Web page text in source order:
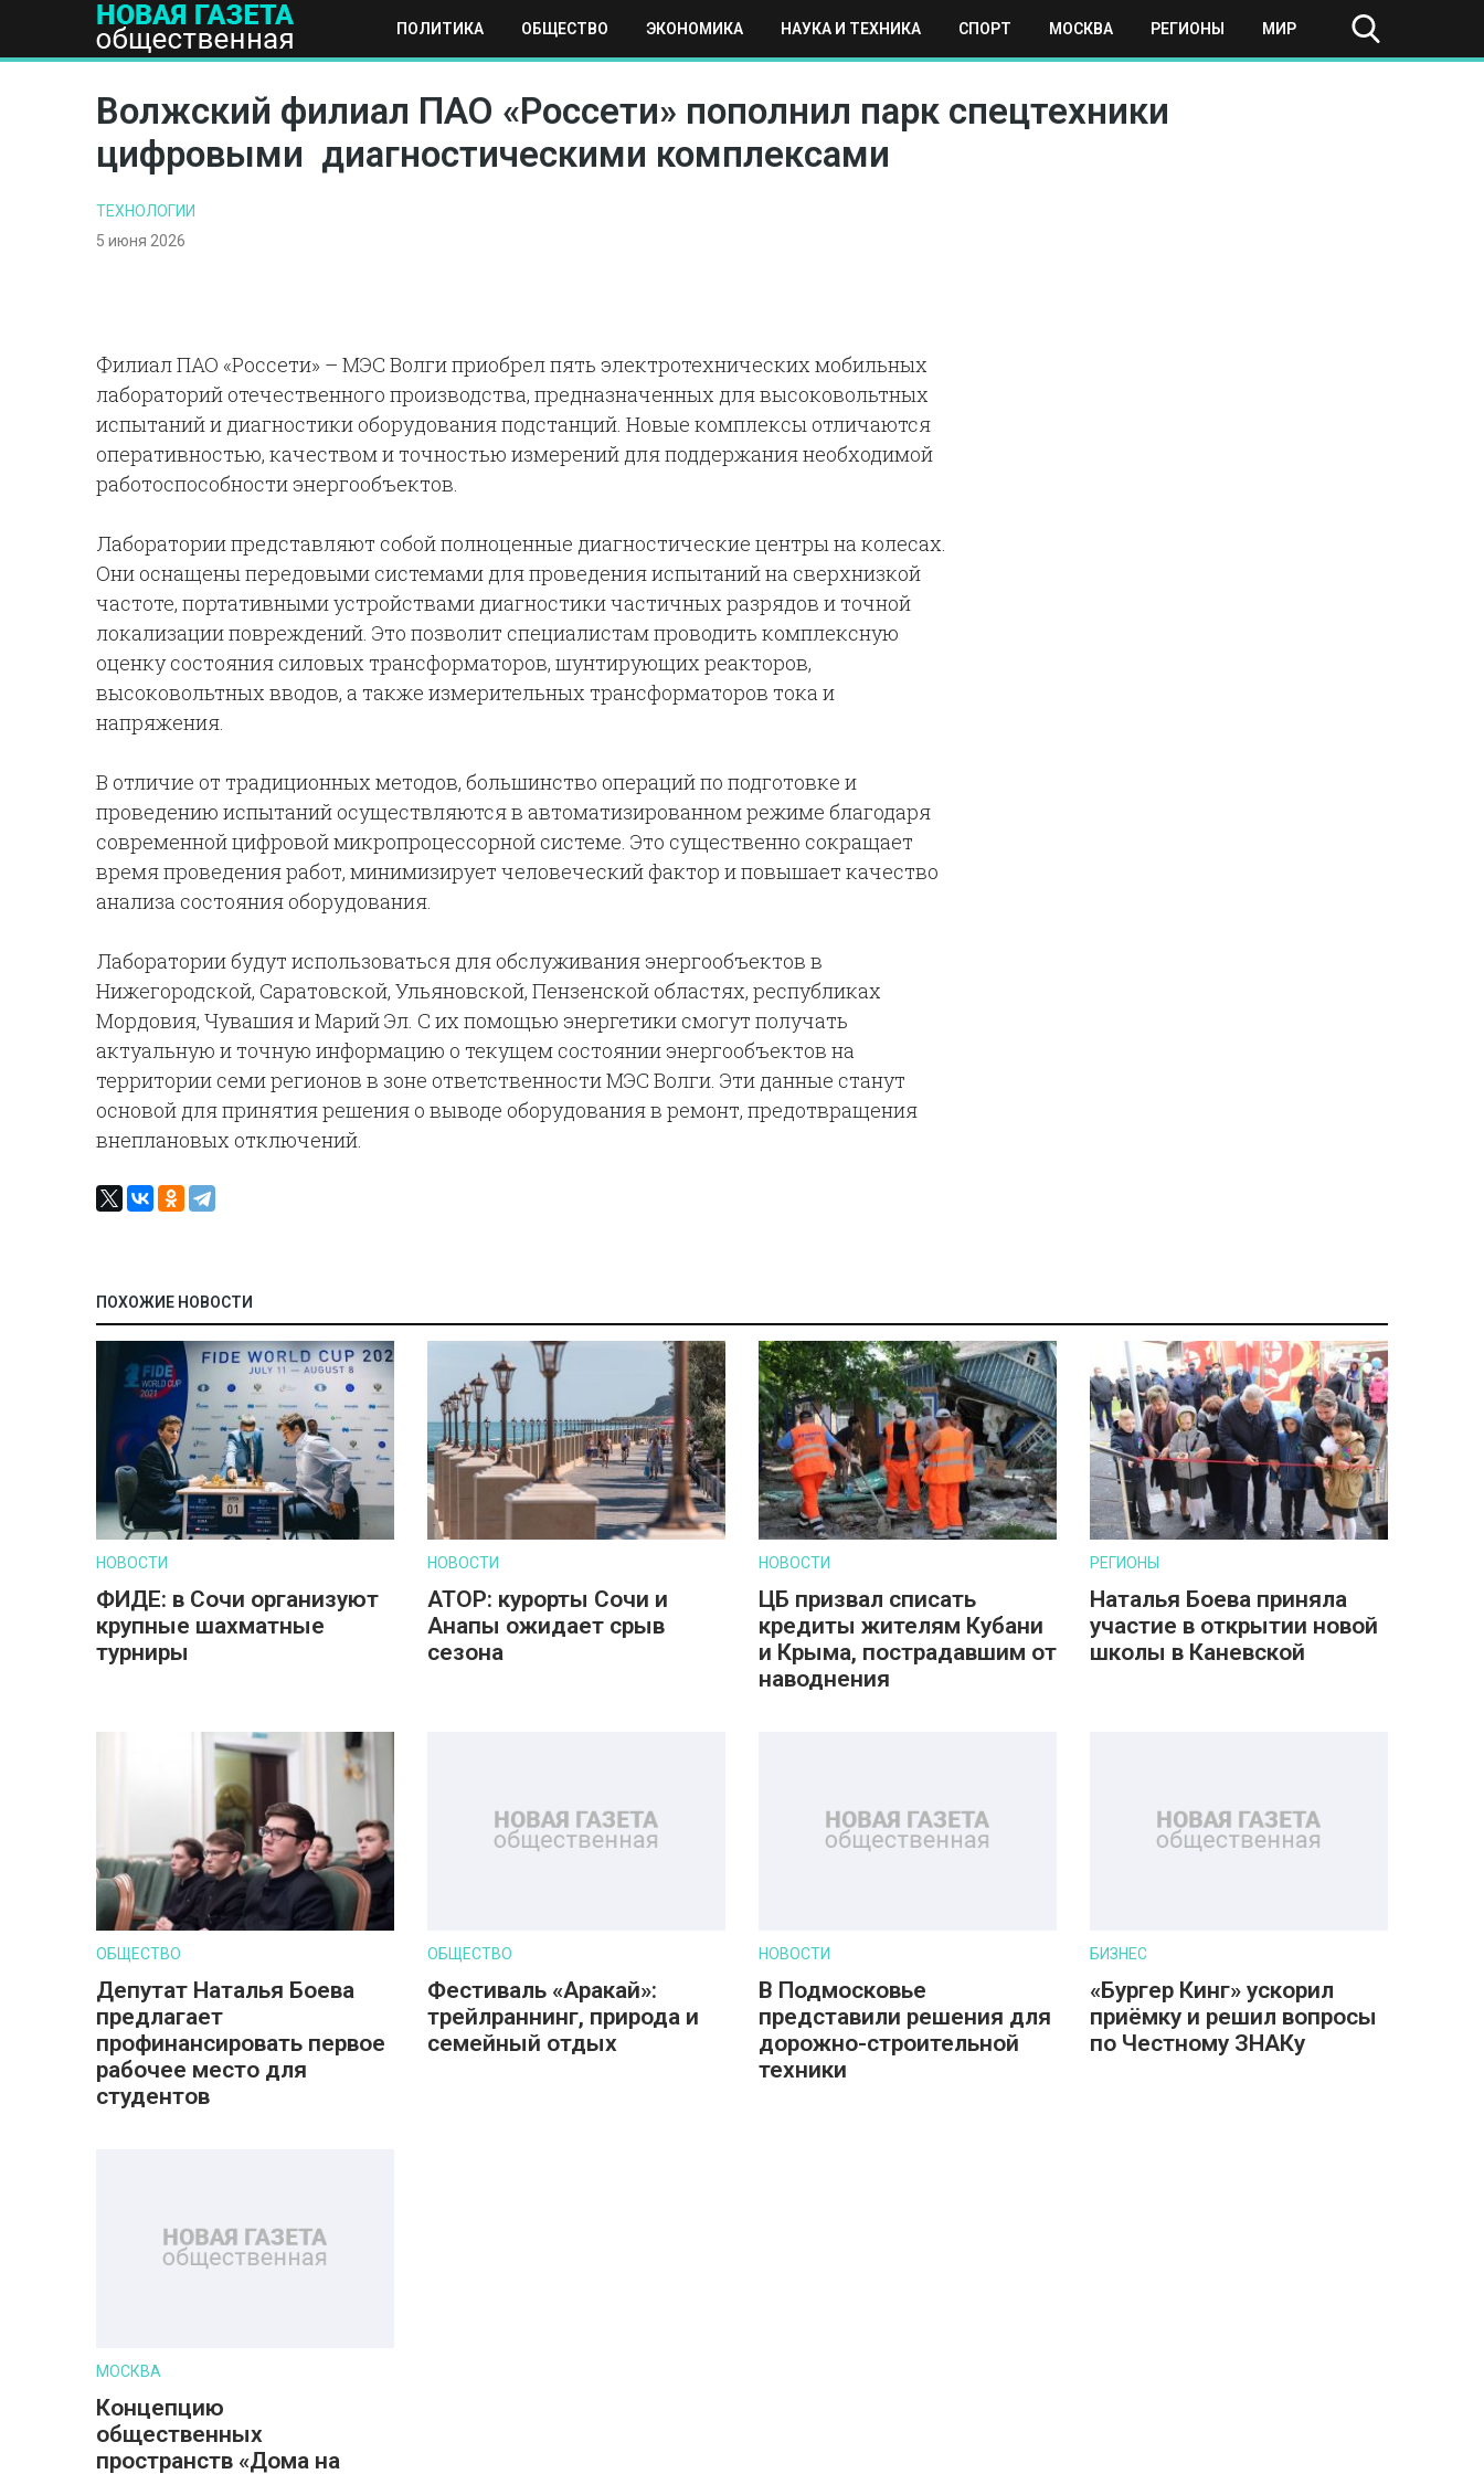
ПОЛИТИКА ОБЩЕСТВО ЭКОНОМИКА НАУКА И ТЕХНИКА СПОРТ МОСКВА РЕГИОНЫ МИР
ПОЛИТИКА ОБЩЕСТВО ЭКОНОМИКА НАУКА И ТЕХНИКА СПОРТ МОСКВА РЕГИОНЫ МИР
Волжский филиал ПАО «Россети» пополнил парк спецтехники
цифровыми диагностическими комплексами
ТЕХНОЛОГИИ
5 июня 2026
Филиал ПАО «Россети» – МЭС Волги приобрел пять электротехнических мобильных
лабораторий отечественного производства, предназначенных для высоковольтных
испытаний и диагностики оборудования подстанций. Новые комплексы отличаются
оперативностью, качеством и точностью измерений для поддержания необходимой
работоспособности энергообъектов.
Лаборатории представляют собой полноценные диагностические центры на колесах.
Они оснащены передовыми системами для проведения испытаний на сверхнизкой
частоте, портативными устройствами диагностики частичных разрядов и точной
локализации повреждений. Это позволит специалистам проводить комплексную
оценку состояния силовых трансформаторов, шунтирующих реакторов,
высоковольтных вводов, а также измерительных трансформаторов тока и
напряжения.
В отличие от традиционных методов, большинство операций по подготовке и
проведению испытаний осуществляются в автоматизированном режиме благодаря
современной цифровой микропроцессорной системе. Это существенно сокращает
время проведения работ, минимизирует человеческий фактор и повышает качество
анализа состояния оборудования.
Лаборатории будут использоваться для обслуживания энергообъектов в
Нижегородской, Саратовской, Ульяновской, Пензенской областях, республиках
Мордовия, Чувашия и Марий Эл. С их помощью энергетики смогут получать
актуальную и точную информацию о текущем состоянии энергообъектов на
территории семи регионов в зоне ответственности МЭС Волги. Эти данные станут
основой для принятия решения о выводе оборудования в ремонт, предотвращения
внеплановых отключений.
ПОХОЖИЕ НОВОСТИ
НОВОСТИ
ФИДЕ: в Сочи организуют
крупные шахматные
турниры
НОВОСТИ
АТОР: курорты Сочи и
Анапы ожидает срыв
сезона
НОВОСТИ
ЦБ призвал списать
кредиты жителям Кубани
и Крыма, пострадавшим от
наводнения
РЕГИОНЫ
Наталья Боева приняла
участие в открытии новой
школы в Каневской
ОБЩЕСТВО
Депутат Наталья Боева
предлагает
профинансировать первое
рабочее место для
студентов
ОБЩЕСТВО
Фестиваль «Аракай»:
трейлраннинг, природа и
семейный отдых
НОВОСТИ
В Подмосковье
представили решения для
дорожно-строительной
техники
БИЗНЕС
«Бургер Кинг» ускорил
приёмку и решил вопросы
по Честному ЗНАКу
МОСКВА
Концепцию
общественных
пространств «Дома на